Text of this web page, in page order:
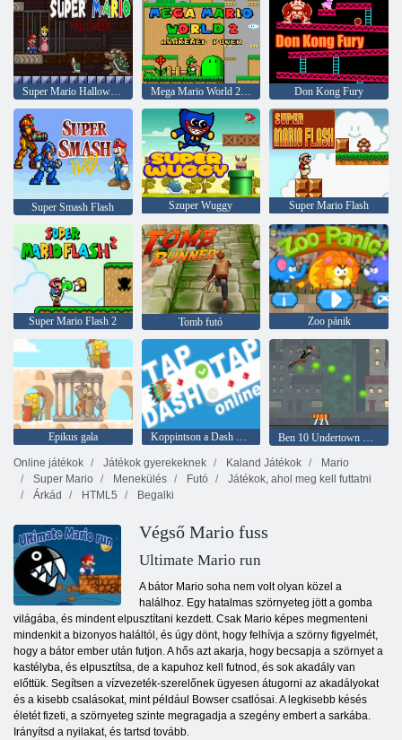
Super Mario Halloween Mega Mario World 2 felébresztett ereje Don Kong Fury
Super Smash Flash Szuper Wuggy Super Mario Flash
Super Mario Flash 2 Tomb futó Zoo pánik
Epikus gala Koppintson a Dash Online elemre
Ben 10 Undertown Runner
Online játékok
Játékok gyerekeknek Kaland Játékok
Mario
Super Mario
Menekülés Futó
Játékok, ahol meg kell futtatni
Árkád
HTML5 Begalki
Végső Mario fuss
Ultimate Mario run
A bátor Mario soha nem volt olyan közel a
halálhoz. Egy hatalmas szörnyeteg jött a gomba
világába, és mindent elpusztítani kezdett. Csak Mario képes megmenteni
mindenkit a bizonyos haláltól, és úgy dönt, hogy felhívja a szörny figyelmét,
hogy a bátor ember után futjon. A hős azt akarja, hogy becsapja a szörnyet a
kastélyba, és elpusztítsa, de a kapuhoz kell futnod, és sok akadály van
előttük. Segítsen a vízvezeték-szerelőnek ügyesen átugorni az akadályokat
és a kisebb csalásokat, mint például Bowser csatlósai. A legkisebb késés
életét fizeti, a szörnyeteg szinte megragadja a szegény embert a sarkába.
Irányítsd a nyilakat, és tartsd tovább.